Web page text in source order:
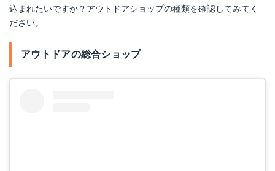
込まれたいですか？アウトドアショップの種類を確認してみてく
ださい。
アウトドアの総合ショップ